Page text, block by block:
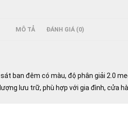
MÔ TẢ ĐÁNH GIÁ (0)
ban đêm có màu, độ phân giải 2.0
lưu trữ, phù hợp với gia đình, cửa